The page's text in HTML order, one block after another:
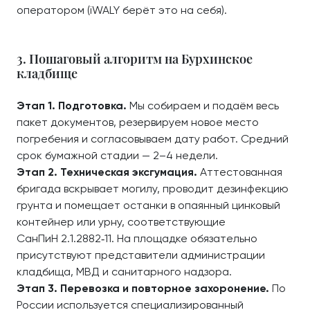
оператором (iWALY берёт это на себя).
3. Пошаговый алгоритм на Бурхинское
кладбище
Этап 1. Подготовка. Мы собираем и подаём весь
пакет документов, резервируем новое место
погребения и согласовываем дату работ. Средний
срок бумажной стадии — 2–4 недели.
Этап 2. Техническая эксгумация. Аттестованная
бригада вскрывает могилу, проводит дезинфекцию
грунта и помещает останки в опаянный цинковый
контейнер или урну, соответствующие
СанПиН 2.1.2882‑11. На площадке обязательно
присутствуют представители администрации
кладбища, МВД и санитарного надзора.
Этап 3. Перевозка и повторное захоронение. По
России используется специализированный